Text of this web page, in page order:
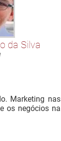
da Silva
Marketing nas
os negócios na